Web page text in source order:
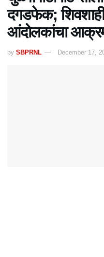
दगडफेक;
आंदोलकांचा
by SBPRNL December 17,